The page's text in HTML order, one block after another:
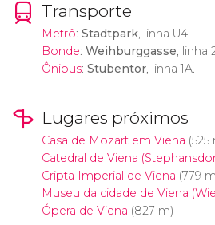
Transporte
Metrô: Stadtpark, linha U4.
Bonde: Weihburggasse, linha
Ônibus: Stubentor, linha 1A.
Lugares próximos
Casa de Mozart em Viena (525
Catedral de Viena
Cripta Imperial de Viena (779
Museu da cidade de Viena
Ópera de Viena (827 m)